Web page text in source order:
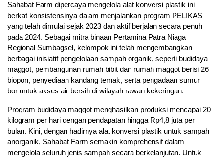
Sahabat Farm dipercaya mengelola alat konversi plastik ini
berkat konsistensinya dalam menjalankan program PELIKAS
yang telah dimulai sejak 2023 dan aktif berjalan secara penuh
pada 2024. Sebagai mitra binaan Pertamina Patra Niaga
Regional Sumbagsel, kelompok ini telah mengembangkan
berbagai inisiatif pengelolaan sampah organik, seperti budidaya
maggot, pembangunan rumah bibit dan rumah maggot berisi 26
biopon, penyediaan kandang ternak, serta pengadaan sumur
bor untuk akses air bersih di wilayah rawan kekeringan.
Program budidaya maggot menghasilkan produksi mencapai 20
kilogram per hari dengan pendapatan hingga Rp4,8 juta per
bulan. Kini, dengan hadirnya alat konversi plastik untuk sampah
anorganik, Sahabat Farm semakin komprehensif dalam
mengelola seluruh jenis sampah secara berkelanjutan. Untuk